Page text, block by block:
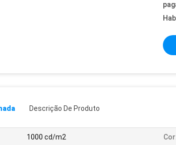
Descrição De Produto
1000 cd/m2